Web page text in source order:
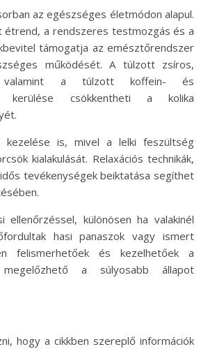
az egészséges életmódon alapul.
étrend, a rendszeres testmozgás és a
támogatja az emésztőrendszer
működését. A túlzott zsíros,
valamint a túlzott koffein- és
kerülése csökkentheti a kolika
kezelése is, mivel a lelki feszültség
kialakulását. Relaxációs technikák,
tevékenységek beiktatása segíthet
ellenőrzéssel, különösen ha valakinél
hasi panaszok vagy ismert
felismerhetőek és kezelhetőek a
a súlyosabb állapot
hogy a cikkben szereplő információk